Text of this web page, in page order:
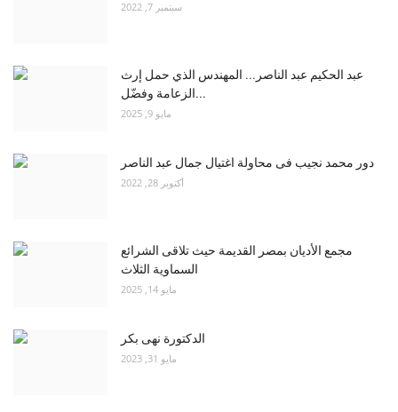
سبتمبر 7, 2022
عبد الحكيم عبد الناصر... المهندس الذي حمل إرث
الزعامة وفضّل...
مايو 9, 2025
دور محمد نجيب فى محاولة اغتيال جمال عبد الناصر
أكتوبر 28, 2022
مجمع الأديان بمصر القديمة حيث تلاقى الشرائع
السماوية الثلاث
مايو 14, 2025
الدكتورة نهى بكر
مايو 31, 2023